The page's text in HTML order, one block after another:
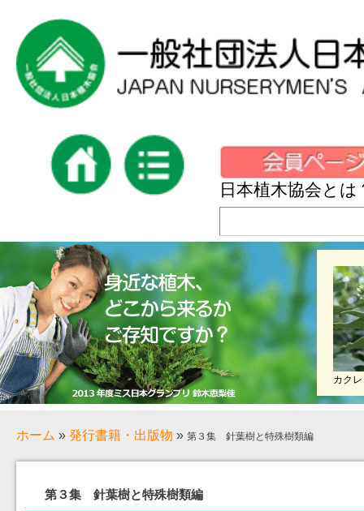
日本植木協会とは
カク
ホーム » 発行書籍・出版物 » 第３集 針葉樹と特殊樹類編
第３集 針葉樹と特殊樹類編